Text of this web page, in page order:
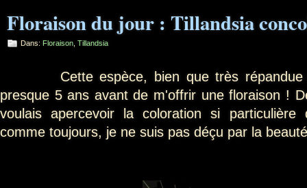
Floraison du jour : Tillandsia
Dans: Floraison Tillandsia
Cette espèce, bien que très répandue
presque 5 ans avant de m'offrir une floraison !
voulais apercevoir la coloration si
comme toujours, je ne suis pas déçu par la